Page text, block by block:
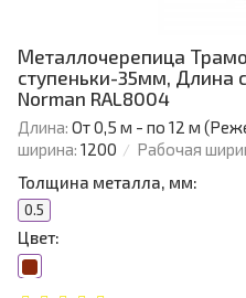
Металлочерепица
ступеньки-35мм, Длина
Norman RAL8004
Длина: От 0,5 м - по 12 м
ширина: 1200 Рабочая
Толщина металла, мм:
0.5
Цвет: